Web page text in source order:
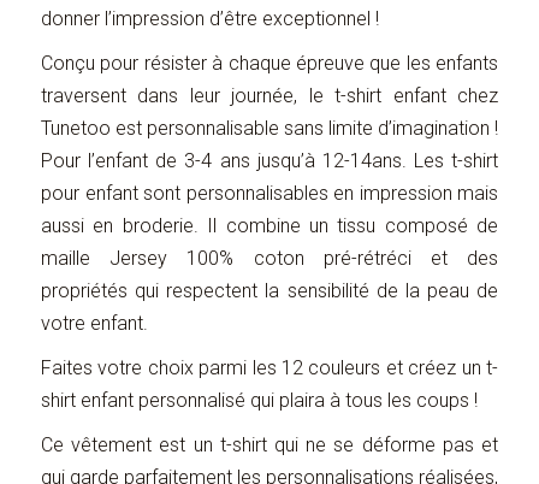
donner l’impression d’être exceptionnel !
Conçu pour résister à chaque épreuve que les enfants
traversent dans leur journée, le t-shirt enfant chez
Tunetoo est personnalisable sans limite d’imagination !
Pour l’enfant de 3-4 ans jusqu’à 12-14ans. Les t-shirt
pour enfant sont personnalisables en impression mais
aussi en broderie. Il combine un tissu composé de
maille Jersey 100% coton pré-rétréci et des
propriétés qui respectent la sensibilité de la peau de
votre enfant.
Faites votre choix parmi les 12 couleurs et créez un t-
shirt enfant personnalisé qui plaira à tous les coups !
Ce vêtement est un t-shirt qui ne se déforme pas et
qui garde parfaitement les personnalisations réalisées,